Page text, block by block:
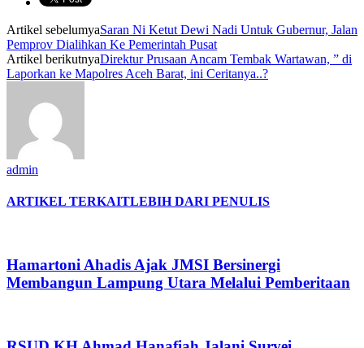
Artikel sebelumyaSaran Ni Ketut Dewi Nadi Untuk Gubernur, Jalan
Pemprov Dialihkan Ke Pemerintah Pusat
Artikel berikutnyaDirektur Prusaan Ancam Tembak Wartawan, ” di
Laporkan ke Mapolres Aceh Barat, ini Ceritanya..?
admin
ARTIKEL TERKAITLEBIH DARI PENULIS
Hamartoni Ahadis Ajak JMSI Bersinergi
Membangun Lampung Utara Melalui Pemberitaan